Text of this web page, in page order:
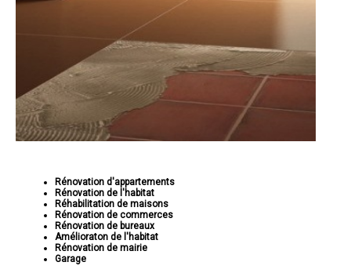
Rénovation d'appartements
Rénovation de l'habitat
Réhabilitation de maisons
Rénovation de commerces
Rénovation de bureaux
Amélioraton de l'habitat
Rénovation de mairie
Garage